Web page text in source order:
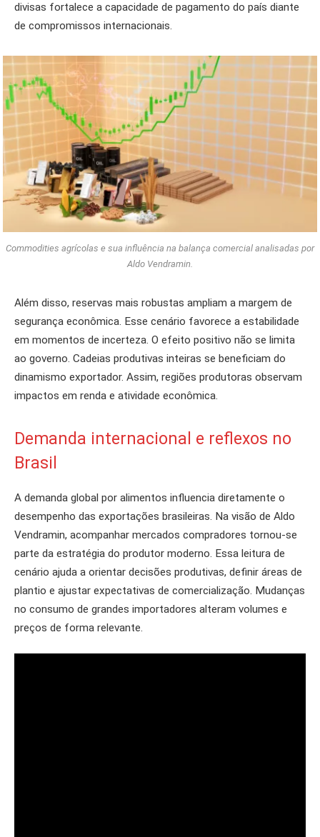
divisas fortalece a capacidade de pagamento do país diante
de compromissos internacionais.
Commodities agrícolas e sua influência na balança comercial analisadas por
Aldo Vendramin.
Além disso, reservas mais robustas ampliam a margem de
segurança econômica. Esse cenário favorece a estabilidade
em momentos de incerteza. O efeito positivo não se limita
ao governo. Cadeias produtivas inteiras se beneficiam do
dinamismo exportador. Assim, regiões produtoras observam
impactos em renda e atividade econômica.
Demanda internacional e reflexos no
Brasil
A demanda global por alimentos influencia diretamente o
desempenho das exportações brasileiras. Na visão de Aldo
Vendramin, acompanhar mercados compradores tornou-se
parte da estratégia do produtor moderno. Essa leitura de
cenário ajuda a orientar decisões produtivas, definir áreas de
plantio e ajustar expectativas de comercialização. Mudanças
no consumo de grandes importadores alteram volumes e
preços de forma relevante.